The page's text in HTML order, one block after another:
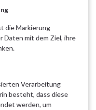
die Markierung
Daten mit dem Ziel, ihre
Verarbeitung
besteht, dass diese
werden, um